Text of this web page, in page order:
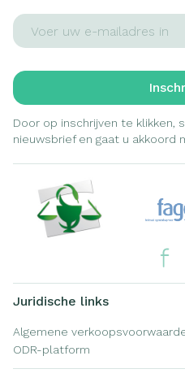
E-mail adres
Door op inschrijven te klikken,
nieuwsbrief en gaat u akkoord
Juridische links
Algemene
ODR-platform